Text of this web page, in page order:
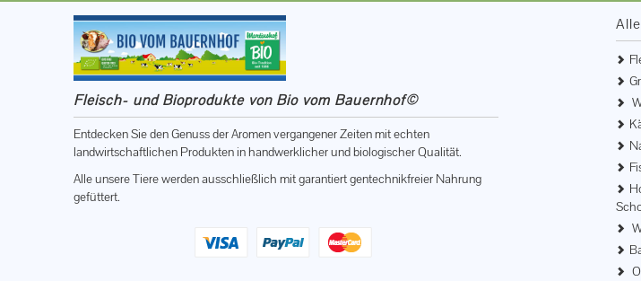
Fleisch- und Bioprodukte von Bio vom Bauernhof©
Entdecken Sie den Genuss der Aromen vergangener Zeiten mit echten
landwirtschaftlichen Produkten in handwerklicher und biologischer Qualität.
Alle unsere Tiere werden ausschließlich mit garantiert gentechnikfreier Nahrung
gefüttert.